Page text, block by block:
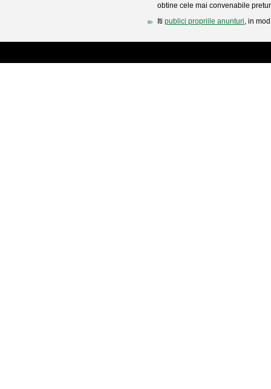
obtine cele mai convenabile
Iti publici propriile anunturi, in